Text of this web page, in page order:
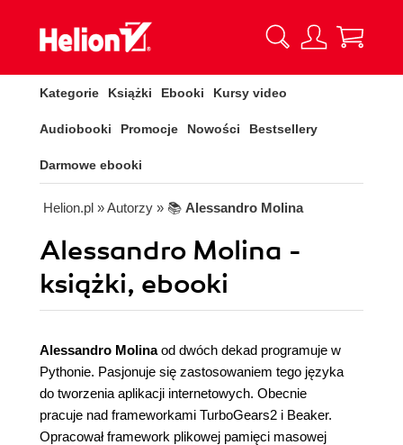
Kategorie Książki Ebooki Kursy video
Audiobooki Promocje Nowości Bestsellery
Darmowe ebooki
Helion.pl » Autorzy » 📚 Alessandro Molina
Alessandro Molina -
książki, ebooki
Alessandro Molinaod dwóch dekad programuje w
Pythonie. Pasjonuje się zastosowaniem tego języka
do tworzenia aplikacji internetowych. Obecnie
pracuje nad frameworkami TurboGears2 i Beaker.
Opracował framework plikowej pamięci masowej